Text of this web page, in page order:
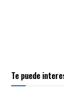
Te puede